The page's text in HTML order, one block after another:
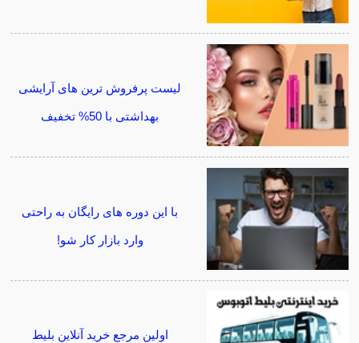
لیست پرفروش ترین های آرایشی
بهداشتی با 50% تخفیف
با این دوره های رایگان به راحتی
وارد بازار کار شو!
اولین مرجع خرید آنلاین بلیط